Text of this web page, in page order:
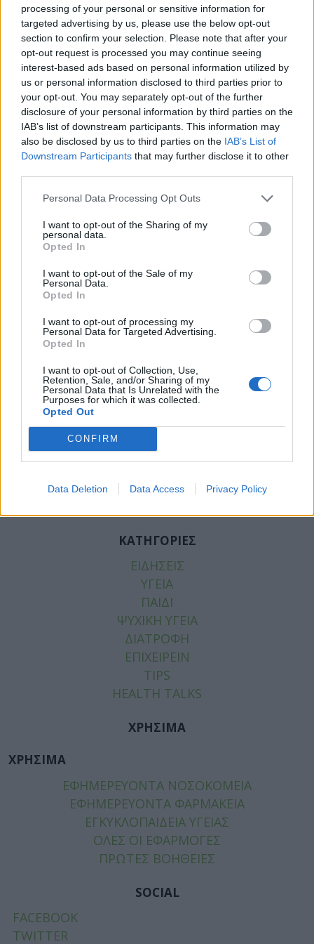
processing of your personal or sensitive information for
targeted advertising by us, please use the below opt-out
section to confirm your selection. Please note that after your
opt-out request is processed you may continue seeing
interest-based ads based on personal information utilized by
us or personal information disclosed to third parties prior to
your opt-out. You may separately opt-out of the further
disclosure of your personal information by third parties on the
IAB’s list of downstream participants. This information may
also be disclosed by us to third parties on the IAB’s List of
Downstream Participants that may further disclose it to other
Personal Data Processing Opt Outs
I want to opt-out of the Sharing of my
personal data.
Opted In
I want to opt-out of the Sale of my
Personal Data.
Opted In
I want to opt-out of processing my
Personal Data for Targeted Advertising.
Opted In
I want to opt-out of Collection, Use,
Retention, Sale, and/or Sharing of my
Personal Data that Is Unrelated with the
Purposes for which it was collected.
Opted Out
CONFIRM
Data Deletion Data Access Privacy Policy
φροντιστές τους διατρέχουν πρόσθετους
κινδύνους. Και αυτό, διότι η πανδημία έχει
προκαλέσει αύξηση του στρες, η οποία μπορεί
να εξασθενήσει το ανοσοποιητικό σύστημα.
Τι πρέπει συνεπώς να κάνουν οι ασθενείς με
νόσο Αλτσχάιμερ και οι φροντιστές τους; Να
συμβουλευθούν τον θεράποντα νευρολόγο τους
και τυχόν άλλους γιατρούς που τους
παρακολουθούν, ώστε να εμβολιαστούν το
ταχύτερο δυνατόν, εφ’ όσον δεν έχουν
αντένδειξη.
Facebook
ΚΟΡΟΝΟΙΟΣ
ΝΟΣΟΣ ΑΛΤΣΧΑΪΜΕΡ
ΚΑΤΗΓΟΡΙΕΣ
ΕΙΔΗΣΕΙΣ
ΥΓΕΙΑ
ΠΑΙΔΙ
ΨΥΧΙΚΗ ΥΓΕΙΑ
ΔΙΑΤΡΟΦΗ
ΕΠΙΧΕΙΡΕΙΝ
TIPS
HEALTH TALKS
ΧΡΗΣΙΜΑ
ΧΡΗΣΙΜΑ
ΕΦΗΜΕΡΕΥΟΝΤΑ ΝΟΣΟΚΟΜΕΙΑ
ΕΦΗΜΕΡΕΥΟΝΤΑ ΦΑΡΜΑΚΕΙΑ
ΕΓΚΥΚΛΟΠΑΙΔΕΙΑ ΥΓΕΙΑΣ
ΟΛΕΣ ΟΙ ΕΦΑΡΜΟΓΕΣ
ΠΡΩΤΕΣ ΒΟΗΘΕΙΕΣ
SOCIAL
FACEBOOK
TWITTER